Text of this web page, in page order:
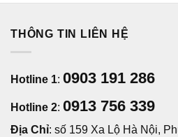
THÔNG TIN LIÊN HỆ
Hotline 1: 0903 191 286
Hotline 2: 0913 756 339
Địa Chỉ: số 159 Xa Lộ Hà Nội,